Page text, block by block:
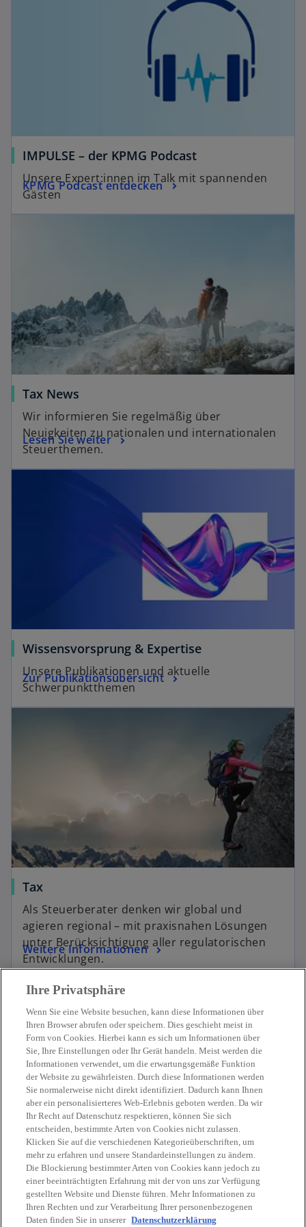
IMPULSE – der KPMG Podcast
Unsere Expert:innen im Talk mit spannenden
Gästen
KPMG Podcast entdecken
Tax News
Wir informieren Sie regelmäßig über
Neuigkeiten zu nationalen und internationalen
Steuerthemen.
Lesen Sie weiter
Wissensvorsprung & Expertise
Unsere Publikationen und aktuelle
Schwerpunktthemen
Zur Publikationsübersicht
Tax
Als Steuerberater denken wir global und
agieren regional – mit praxisnahen Lösungen
unter Berücksichtigung aller regulatorischen
Entwicklungen.
Weitere Informationen
Kontakt
Aktuelles
Karriere
w
i
r
d
w
i
r
d
w
i
r
d
w
i
r
d
w
i
r
Rechtliche HinweiseDatenschutz BarrierefreiheitHilfeImpressum
Ihre Privatsphäre
Wenn Sie eine Website besuchen, kann diese Informationen über
Ihren Browser abrufen oder speichern. Dies geschieht meist in
Form von Cookies. Hierbei kann es sich um Informationen über
Sie, Ihre Einstellungen oder Ihr Gerät handeln. Meist werden die
Informationen verwendet, um die erwartungsgemäße Funktion
der Website zu gewährleisten. Durch diese Informationen werden
Sie normalerweise nicht direkt identifiziert. Dadurch kann Ihnen
aber ein personalisierteres Web-Erlebnis geboten werden. Da wir
Ihr Recht auf Datenschutz respektieren, können Sie sich
entscheiden, bestimmte Arten von Cookies nicht zulassen.
Klicken Sie auf die verschiedenen Kategorieüberschriften, um
mehr zu erfahren und unsere Standardeinstellungen zu ändern.
Die Blockierung bestimmter Arten von Cookies kann jedoch zu
einer beeinträchtigten Erfahrung mit der von uns zur Verfügung
gestellten Website und Dienste führen. Mehr Informationen zu
Ihren Rechten und zur Verarbeitung Ihrer personenbezogenen
Daten finden Sie in unserer Datenschutzerklärung